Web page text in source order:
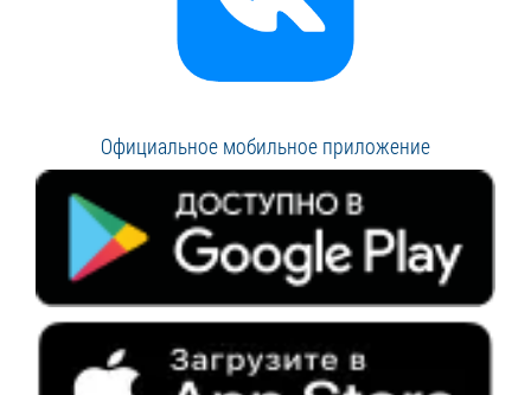
Официальное мобильное приложение